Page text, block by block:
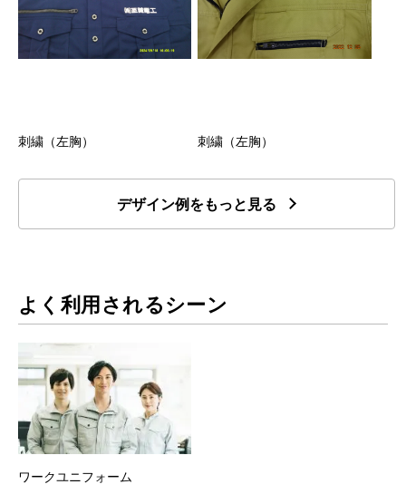
刺繍（左胸） 刺繍（左胸）
デザイン例をもっと見る
よく利用されるシーン
ワークユニフォーム